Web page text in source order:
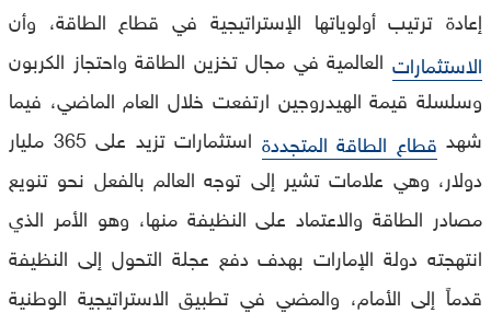
إعادة ترتيب أولوياتها الإستراتيجية في قطاع الطاقة، وأن
الاستثمارات العالمية في مجال تخزين الطاقة واحتجاز الكربون
وسلسلة قيمة الهيدروجين ارتفعت خلال العام الماضي، فيما
شهد قطاع الطاقة المتجددة
استثمارات تزيد على 365 مليار
دولار، وهي علامات تشير إلى توجه العالم بالفعل نحو تنويع
مصادر الطاقة والاعتماد على النظيفة منها، وهو الأمر الذي
انتهجته دولة الإمارات بهدف دفع عجلة التحول إلى النظيفة
قدماً إلى الأمام، والمضي في تطبيق الاستراتيجية الوطنية